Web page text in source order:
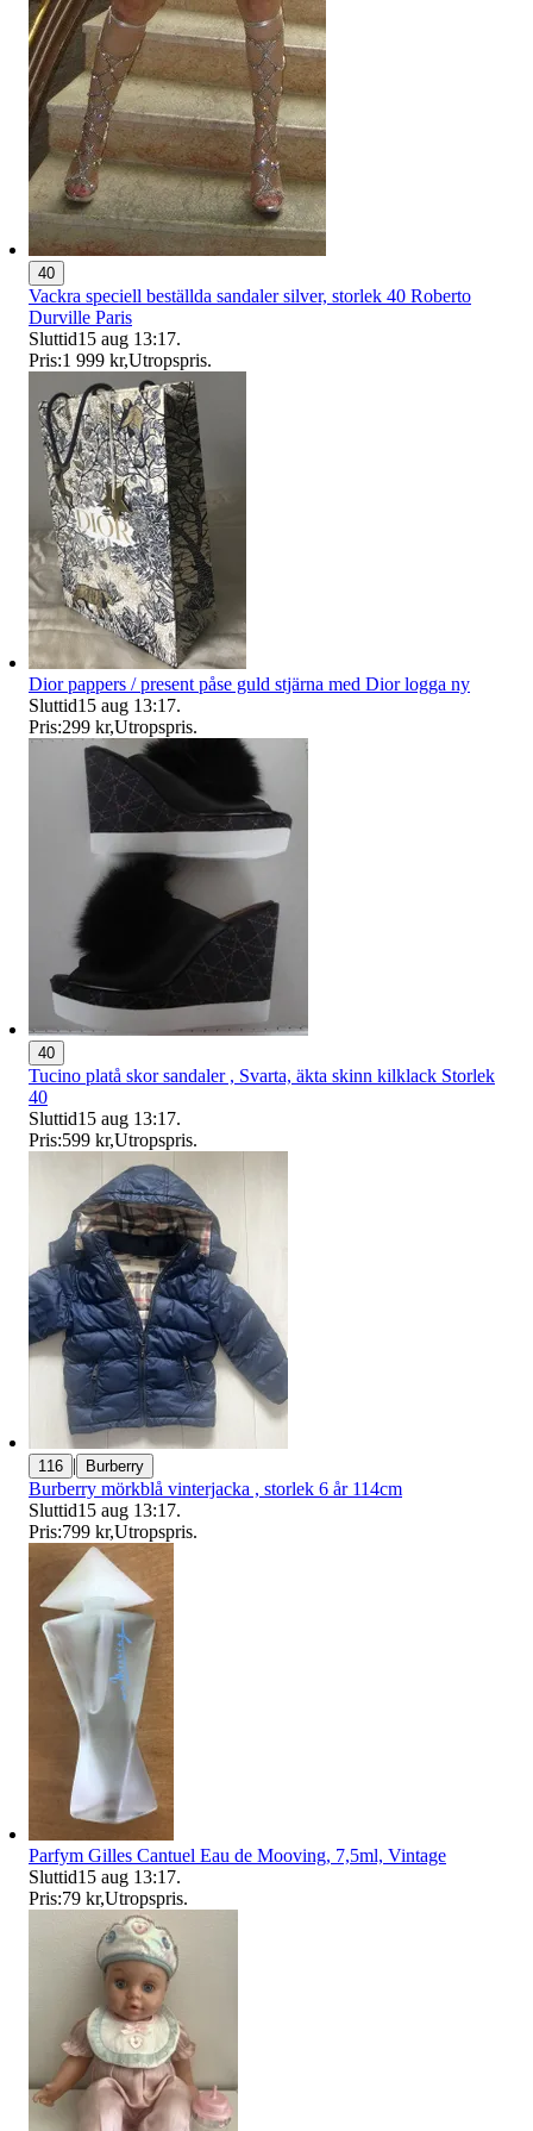
40
Vackra speciell beställda sandaler silver, storlek 40 Roberto
Durville Paris
Sluttid15 aug 13:17.
Pris:1 999 kr,Utropspris.
Dior pappers / present påse guld stjärna med Dior logga ny
Sluttid15 aug 13:17.
Pris:299 kr,Utropspris.
40
Tucino platå skor sandaler , Svarta, äkta skinn kilklack Storlek
40
Sluttid15 aug 13:17.
Pris:599 kr,Utropspris.
116 | Burberry
Burberry mörkblå vinterjacka , storlek 6 år 114cm
Sluttid15 aug 13:17.
Pris:799 kr,Utropspris.
Parfym Gilles Cantuel Eau de Mooving, 7,5ml, Vintage
Sluttid15 aug 13:17.
Pris:79 kr,Utropspris.